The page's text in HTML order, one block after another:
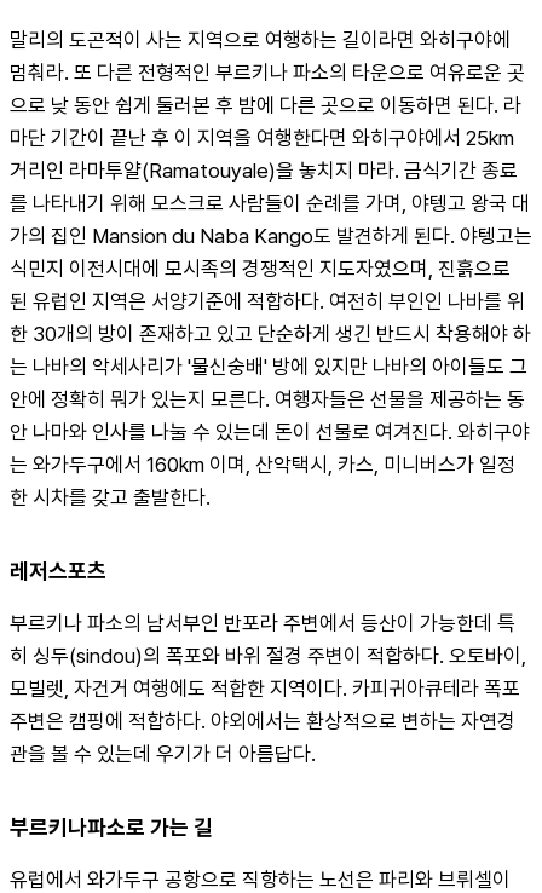
말리의 도곤적이 사는 지역으로 여행하는 길이라면 와히구야에
멈춰라. 또 다른 전형적인 부르키나 파소의 타운으로 여유로운 곳
으로 낮 동안 쉽게 둘러본 후 밤에 다른 곳으로 이동하면 된다. 라
마단 기간이 끝난 후 이 지역을 여행한다면 와히구야에서 25km
거리인 라마투얄(Ramatouyale)을 놓치지 마라. 금식기간 종료
를 나타내기 위해 모스크로 사람들이 순례를 가며, 야텡고 왕국 대
가의 집인 Mansion du Naba Kango도 발견하게 된다. 야텡고는
식민지 이전시대에 모시족의 경쟁적인 지도자였으며, 진흙으로
된 유럽인 지역은 서양기준에 적합하다. 여전히 부인인 나바를 위
한 30개의 방이 존재하고 있고 단순하게 생긴 반드시 착용해야 하
는 나바의 악세사리가 '물신숭배' 방에 있지만 나바의 아이들도 그
안에 정확히 뭐가 있는지 모른다. 여행자들은 선물을 제공하는 동
안 나마와 인사를 나눌 수 있는데 돈이 선물로 여겨진다. 와히구야
는 와가두구에서 160km 이며, 산악택시, 카스, 미니버스가 일정
한 시차를 갖고 출발한다.
레저스포츠
부르키나 파소의 남서부인 반포라 주변에서 등산이 가능한데 특
히 싱두(sindou)의 폭포와 바위 절경 주변이 적합하다. 오토바이,
모빌렛, 자건거 여행에도 적합한 지역이다. 카피귀아큐테라 폭포
주변은 캠핑에 적합하다. 야외에서는 환상적으로 변하는 자연경
관을 볼 수 있는데 우기가 더 아름답다.
부르키나파소로 가는 길
유럽에서 와가두구 공항으로 직항하는 노선은 파리와 브뤼셀이